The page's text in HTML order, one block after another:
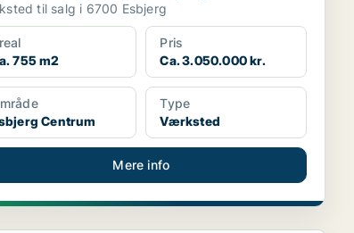
til salg i 6700 Esbjerg
755 m2
Pris
Ca. 3.050.000 kr.
Centrum
Type
Værksted
Mere info